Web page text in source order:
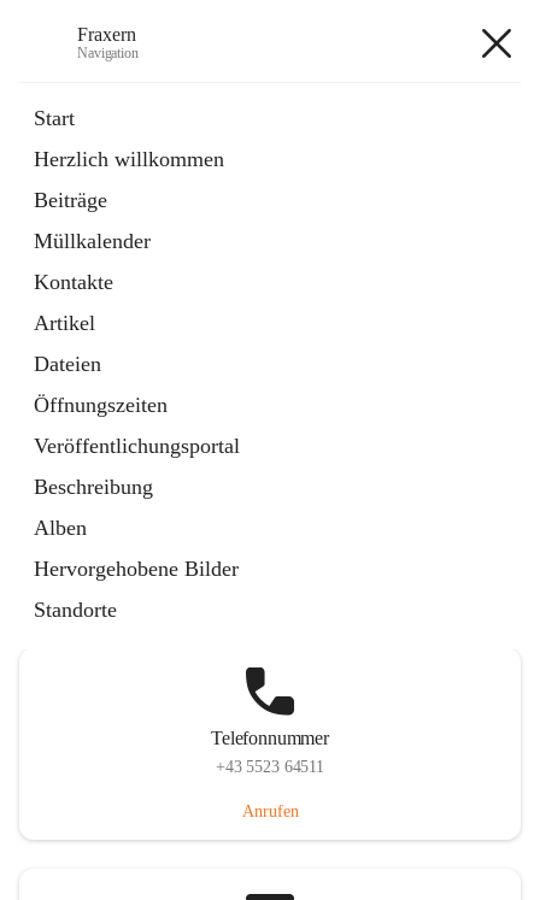
Fraxern
Navigation
Start
Herzlich willkommen
Beiträge
Müllkalender
Kontakte
Artikel
Dateien
Öffnungszeiten
Veröffentlichungsportal
Beschreibung
Alben
Hervorgehobene Bilder
Standorte
Ordner
in
Tab
Formulare
Artikel
öffnet
in
neuem
Tab
Telefonnummer
+43 5523 64511
Anrufen